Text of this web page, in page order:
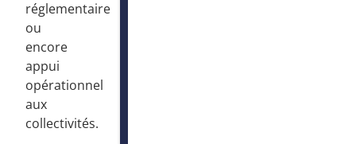
réglementaire
ou
encore
appui
opérationnel
aux
collectivités.